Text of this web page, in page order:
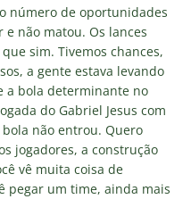
número de oportunidades
não matou. Os lances
sim. Tivemos chances,
a gente estava levando
a bola determinante no
do Gabriel Jesus com
não entrou. Quero
jogadores, a construção
vê muita coisa de
pegar um time, ainda mais